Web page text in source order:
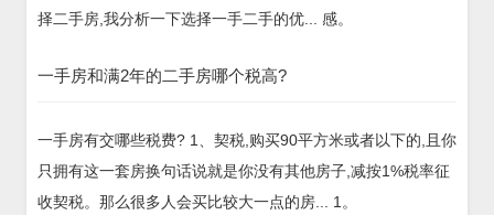
择二手房,我分析一下选择一手二手的优... 感。
一手房和满2年的二手房哪个税高?
一手房有交哪些税费? 1、契税,购买90平方米或者以下的,且你
只拥有这一套房换句话说就是你没有其他房子,减按1%税率征
收契税。那么很多人会买比较大一点的房... 1。